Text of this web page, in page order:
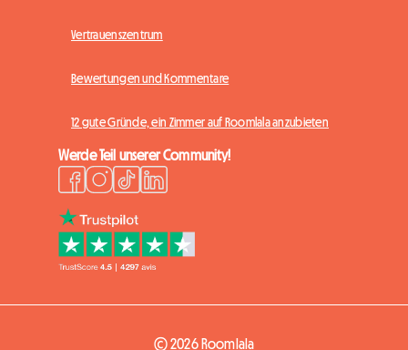
Vertrauenszentrum
Bewertungen und Kommentare
12 gute Gründe, ein Zimmer auf Roomlala anzubieten
Werde Teil unserer Community!
© 2026 Roomlala